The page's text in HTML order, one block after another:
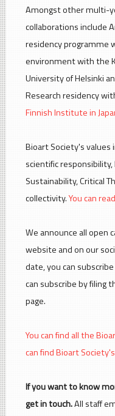
Amongst other multi-
collaborations include
residency programme
environment with the
University of Helsinki
Research residency
Finnish Institute in
Bioart Society's values
scientific
Sustainability, Critical
collectivity.You can
We announce all open
website and on our
date, you can
can subscribe by filing
page.
You can find all the
can find Bioart
If you want to know
get in touch.All staff